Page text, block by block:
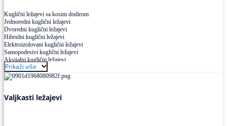
Kuglični ležajevi sa kosim dodirom
Jednoredni kuglični ležajevi
Dvoredni kuglični ležajevi
Hibridni kuglični ležajevi
Elektroizolovani kuglični ležajevi
Samopodesivi kuglični ležajevi
Aksijalni kuglični ležajevi
Kuglični ležajevi od nerđajućeg čelika
Prikaži više
Valjkasti ležajevi